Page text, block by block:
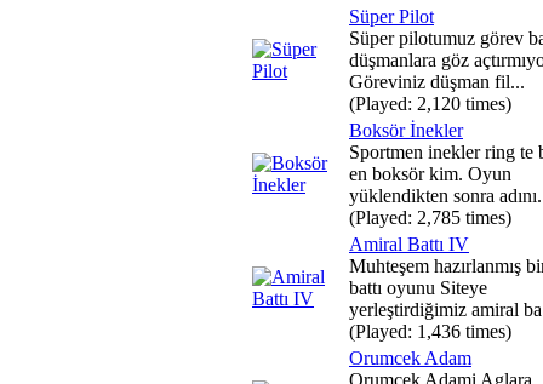
Süper Pilot
Süper pilotumuz görev
düşmanlara göz
Göreviniz düşman fil...
(Played: 2,120 times)
Boksör İnekler
Sportmen inekler ring te
en boksör kim. Oyun
yüklendikten sonra
(Played: 2,785 times)
Amiral Battı IV
Muhteşem hazırlanmış
battı oyunu Siteye
yerleştirdiğimiz amiral
(Played: 1,436 times)
Orumcek Adam
Orumcek Adami Aglara